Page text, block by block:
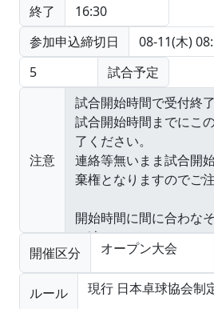
終了
16:30
参加申込締切日
08-11(木)
5
試合予定
注意
開催区分 オープン大会
ルール
現行 日本卓球協会制